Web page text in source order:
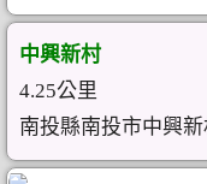
中興新村
4.25公里
南投縣南投市中興